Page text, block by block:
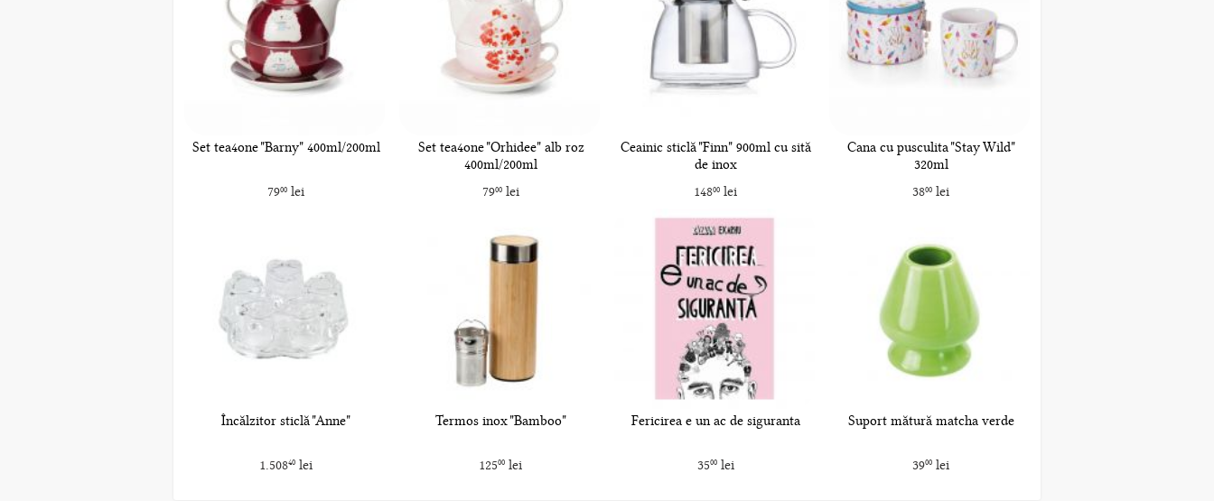
Set tea4one "Barny" 400ml/200ml
7900lei
Set tea4one "Orhidee" alb roz
400ml/200ml
7900lei
Ceainic sticlă "Finn" 900ml cu sită
de inox
14800 lei
Cana cu pusculita "Stay Wild"
320ml
3800lei
Încălzitor sticlă "Anne"
1.50840lei
Termos inox "Bamboo"
12500 lei
Fericirea e un ac de siguranta
3500lei
Suport mătură matcha verde
3900lei